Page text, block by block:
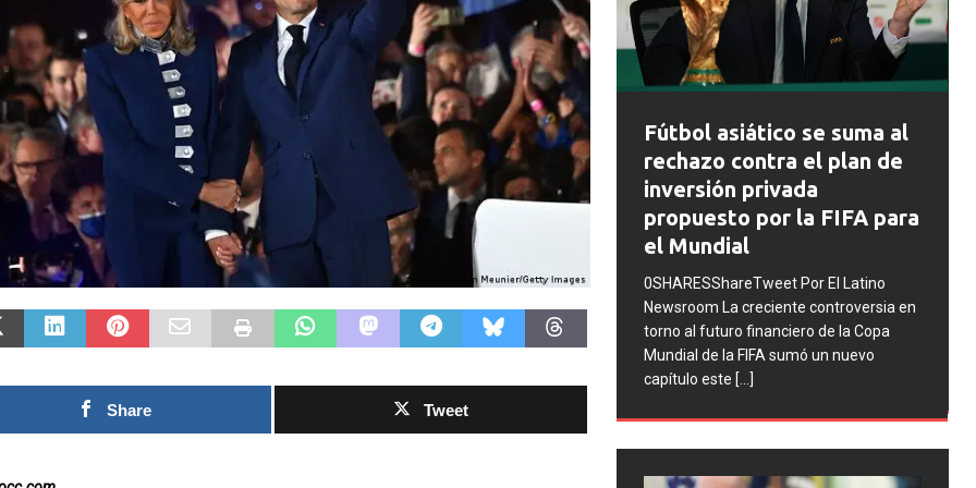
Share Tweet
Las Islas Malvinas y el
deporte: una historia de
identidad, memoria y
pasión nacional
0SHARESShareTweet Por El Latino
Newsroom El deporte ha sido, a lo largo
de la historia, mucho más que una
competencia entre equipos o atletas. En
[...]
Fútbol asiático se suma al
rechazo contra el plan de
inversión privada
propuesto por la FIFA para
el Mundial
0SHARESShareTweet Por El Latino
Newsroom La creciente controversia en
torno al futuro financiero de la Copa
FIFA abre expedientes
disciplinarios contra
Argentina tras los
incidentes en la final
Mundial 2026
0SHARESShareTweet Por El Latino
Newsroom La FIFA inició una serie
procesos disciplinarios contra la
Asociación del Fútbol Argentino
cuatro integrantes de la selección